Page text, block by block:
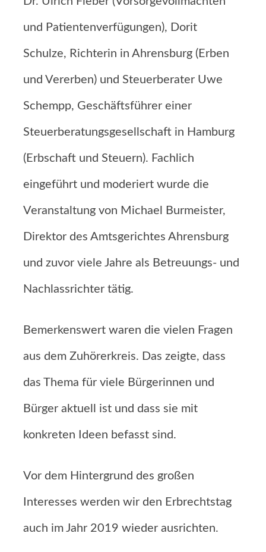
und Patientenverfügungen), Dorit
Schulze, Richterin in Ahrensburg (Erben
und Vererben) und Steuerberater Uwe
Schempp, Geschäftsführer einer
Steuerberatungsgesellschaft in Hamburg
(Erbschaft und Steuern). Fachlich
eingeführt und moderiert wurde die
Veranstaltung von Michael Burmeister,
Direktor des Amtsgerichtes Ahrensburg
und zuvor viele Jahre als Betreuungs- und
Nachlassrichter tätig.
Bemerkenswert waren die vielen Fragen
aus dem Zuhörerkreis. Das zeigte, dass
das Thema für viele Bürgerinnen und
Bürger aktuell ist und dass sie mit
konkreten Ideen befasst sind.
Vor dem Hintergrund des großen
Interesses werden wir den Erbrechtstag
auch im Jahr 2019 wieder ausrichten.